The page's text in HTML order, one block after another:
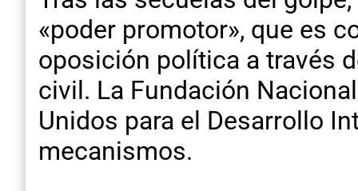
«poder promotor», que es
oposición política a través
civil. La Fundación
Unidos para el Desarrollo
mecanismos.